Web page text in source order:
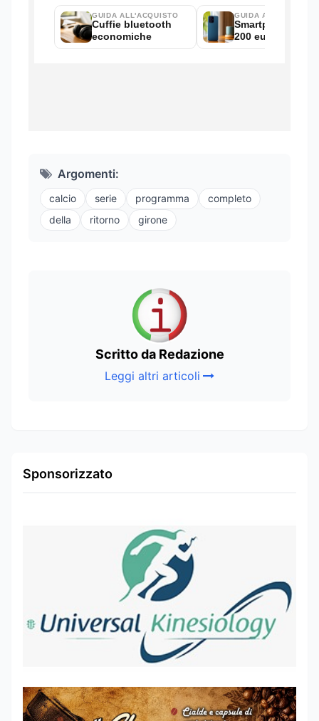
Argomenti:
calcio serie programma
completo
della
ritorno girone
Scritto da Redazione
Leggi altri articoli
Sponsorizzato